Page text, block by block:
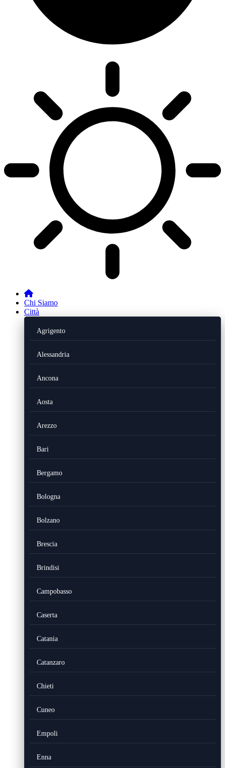
Chi Siamo
Città
Agrigento
Alessandria
Ancona
Aosta
Arezzo
Bari
Bergamo
Bologna
Bolzano
Brescia
Brindisi
Campobasso
Caserta
Catania
Catanzaro
Chieti
Cuneo
Empoli
Enna